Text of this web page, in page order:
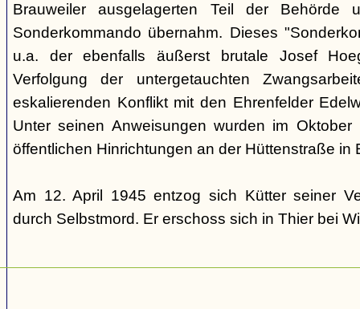
Brauweiler ausgelagerten Teil der Behörde
Sonderkommando übernahm. Dieses
u.a. der ebenfalls äußerst brutale Josef
Verfolgung der untergetauchten
eskalierenden Konflikt mit den Ehrenfelder
Unter seinen Anweisungen wurden im
öffentlichen Hinrichtungen an der Hüttenstraße in
Am 12. April 1945 entzog sich Kütter seiner
durch Selbstmord. Er erschoss sich in Thier bei